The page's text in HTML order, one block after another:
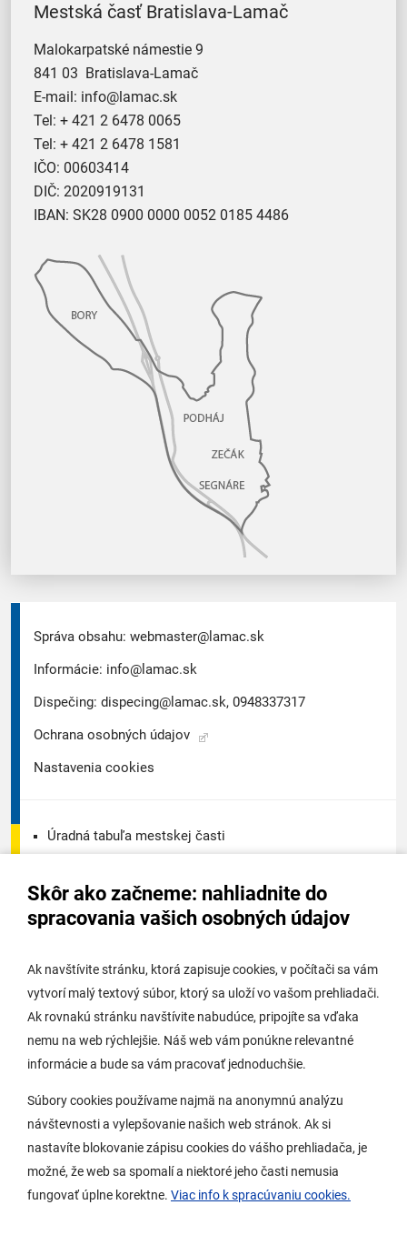
Skôr ako začneme: nahliadnite do
spracovania vašich osobných údajov
Ak navštívite stránku, ktorá zapisuje cookies, v počítači sa vám
vytvorí malý textový súbor, ktorý sa uloží vo vašom prehliadači.
Ak rovnakú stránku navštívite nabudúce, pripojíte sa vďaka
nemu na web rýchlejšie. Náš web vám ponúkne relevantné
informácie a bude sa vám pracovať jednoduchšie.
Súbory cookies používame najmä na anonymnú analýzu
návštevnosti a vylepšovanie našich web stránok. Ak si
nastavíte blokovanie zápisu cookies do vášho prehliadača, je
možné, že web sa spomalí a niektoré jeho časti nemusia
fungovať úplne korektne. Viac info k spracúvaniu cookies.
Mestská časť Bratislava-Lamač
Malokarpatské námestie 9
841 03 Bratislava-Lamač
E-mail: info@lamac.sk
Tel: + 421 2 6478 0065
Tel: + 421 2 6478 1581
IČO: 00603414
DIČ: 2020919131
IBAN: SK28 0900 0000 0052 0185 4486
Správa obsahu: webmaster@lamac.sk
Informácie: info@lamac.sk
Dispečing: dispecing@lamac.sk, 0948337317
Ochrana osobných údajov
Nastavenia cookies
Úradná tabuľa mestskej časti
Úradná tabuľa stavebného úradu
Potrebujem vybaviť
Samospráva
O Lamači
Mobilná aplikácia